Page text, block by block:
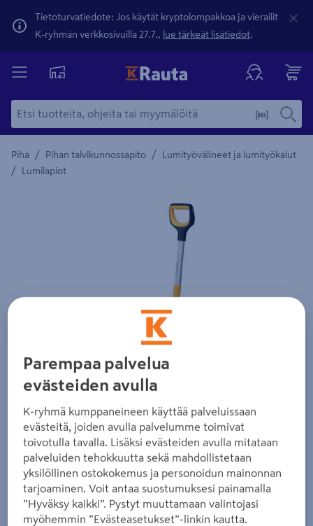
Tietoturvatiedote: Jos käytät kryptolompakkoa ja vierailit
K-ryhmän verkkosivuilla 27.7., lue tärkeät lisätiedot.
Piha / Pihan talvikunnossapito / Lumityövälineet ja lumityökalut
/ Lumilapiot
Yksityiskohtainen kuvaus löytyy Tuotteen kuvaus -
Parempaa palvelua
evästeiden avulla
K-ryhmä kumppaneineen käyttää palveluissaan
evästeitä, joiden avulla palvelumme toimivat
toivotulla tavalla. Lisäksi evästeiden avulla mitataan
palveluiden tehokkuutta sekä mahdollistetaan
yksilöllinen ostokokemus ja personoidun mainonnan
tarjoaminen. Voit antaa suostumuksesi painamalla
”Hyväksy kaikki”. Pystyt muuttamaan valintojasi
myöhemmin ”Evästeasetukset”-linkin kautta.